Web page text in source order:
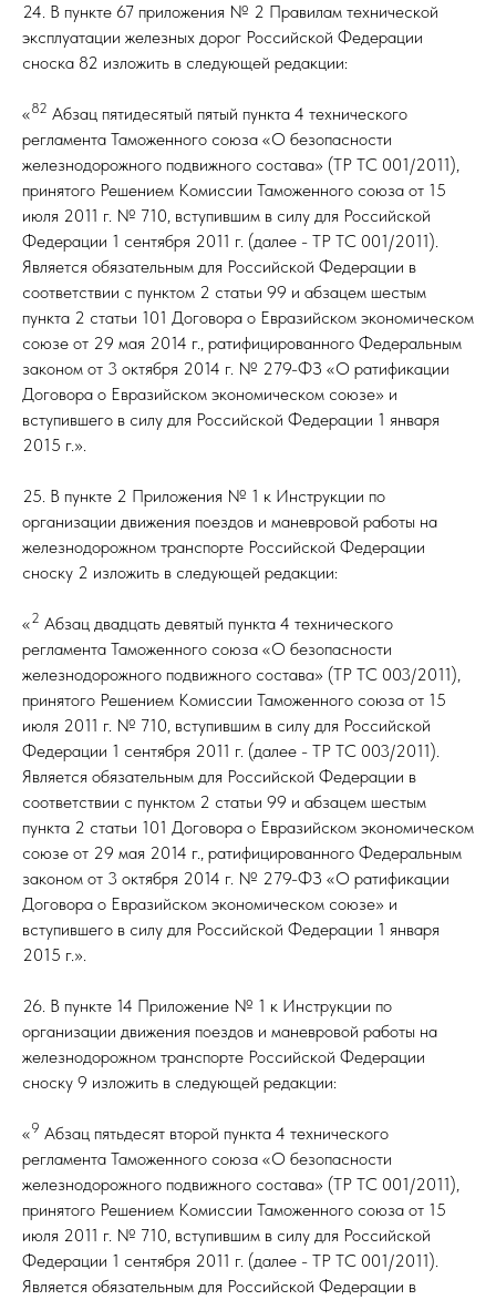
24. В пункте 67 приложения № 2 Правилам технической
эксплуатации железных дорог Российской Федерации
сноска 82 изложить в следующей редакции:
«82 Абзац пятидесятый пятый пункта 4 технического
регламента Таможенного союза «О безопасности
железнодорожного подвижного состава» (ТР ТС 001/2011),
принятого Решением Комиссии Таможенного союза от 15
июля 2011 г. № 710, вступившим в силу для Российской
Федерации 1 сентября 2011 г. (далее - ТР ТС 001/2011).
Является обязательным для Российской Федерации в
соответствии с пунктом 2 статьи 99 и абзацем шестым
пункта 2 статьи 101 Договора о Евразийском экономическом
союзе от 29 мая 2014 г., ратифицированного Федеральным
законом от 3 октября 2014 г. № 279-ФЗ «О ратификации
Договора о Евразийском экономическом союзе» и
вступившего в силу для Российской Федерации 1 января
2015 г.».
25. В пункте 2 Приложения № 1 к Инструкции по
организации движения поездов и маневровой работы на
железнодорожном транспорте Российской Федерации
сноску 2 изложить в следующей редакции:
«2 Абзац двадцать девятый пункта 4 технического
регламента Таможенного союза «О безопасности
железнодорожного подвижного состава» (ТР ТС 003/2011),
принятого Решением Комиссии Таможенного союза от 15
июля 2011 г. № 710, вступившим в силу для Российской
Федерации 1 сентября 2011 г. (далее - ТР ТС 003/2011).
Является обязательным для Российской Федерации в
соответствии с пунктом 2 статьи 99 и абзацем шестым
пункта 2 статьи 101 Договора о Евразийском экономическом
союзе от 29 мая 2014 г., ратифицированного Федеральным
законом от 3 октября 2014 г. № 279-ФЗ «О ратификации
Договора о Евразийском экономическом союзе» и
вступившего в силу для Российской Федерации 1 января
2015 г.».
26. В пункте 14 Приложение № 1 к Инструкции по
организации движения поездов и маневровой работы на
железнодорожном транспорте Российской Федерации
сноску 9 изложить в следующей редакции:
«9 Абзац пятьдесят второй пункта 4 технического
регламента Таможенного союза «О безопасности
железнодорожного подвижного состава» (ТР ТС 001/2011),
принятого Решением Комиссии Таможенного союза от 15
июля 2011 г. № 710, вступившим в силу для Российской
Федерации 1 сентября 2011 г. (далее - ТР ТС 001/2011).
Является обязательным для Российской Федерации в